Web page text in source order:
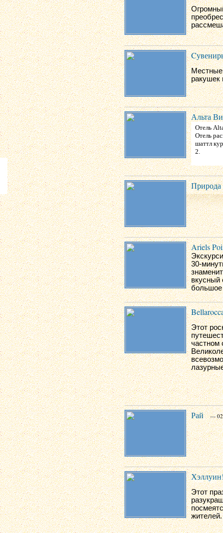
Местные
ракушек
Альта
Отель
Отель
шаттл
2.
Природа
Ariels
30-
вкусный
большое
Этот
частном
Рай —
Этот